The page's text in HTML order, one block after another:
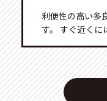
利便性の高い多
す。 すぐ近くに
店・アクロスプ
す。 分譲宅地